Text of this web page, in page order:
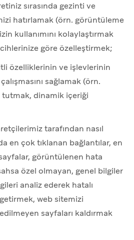
sırasında gezinti ve
hatırlamak (örn. görüntüleme
kullanımını kolaylaştırmak
göre özelleştirmek;
özelliklerinin ve işlevlerinin
sağlamak (örn.
dinamik içeriği
tarafından nasıl
en çok tıklanan bağlantılar, en
görüntülenen hata
özel olmayan, genel bilgiler
analiz ederek hatalı
web sitemizi
sayfaları kaldırmak